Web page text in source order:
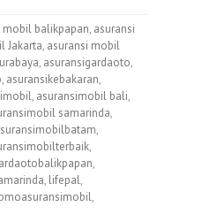
mobil balikpapan, asuransi
Jakarta, asuransi mobil
, asuransigardaoto,
, asuransikebakaran,
, asuransimobil bali,
samarinda,
,
,
,
, lifepal,
,